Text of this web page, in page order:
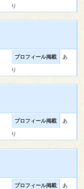
り
プロフィール掲載 あ
り
プロフィール掲載 あ
り
プロフィール掲載 あ